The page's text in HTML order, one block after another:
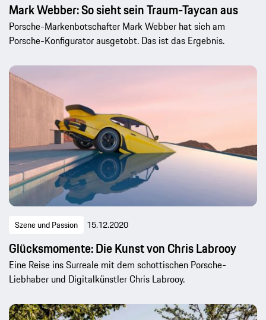
Mark Webber: So sieht sein Traum-Taycan aus
Porsche-Markenbotschafter Mark Webber hat sich am
Porsche-Konfigurator ausgetobt. Das ist das Ergebnis.
Szene und Passion 15.12.2020
Glücksmomente: Die Kunst von Chris Labrooy
Eine Reise ins Surreale mit dem schottischen Porsche-
Liebhaber und Digitalkünstler Chris Labrooy.